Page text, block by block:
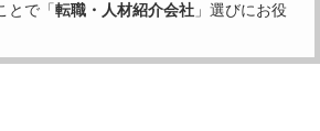
とで「転職・人材紹介会社 」選びにお役